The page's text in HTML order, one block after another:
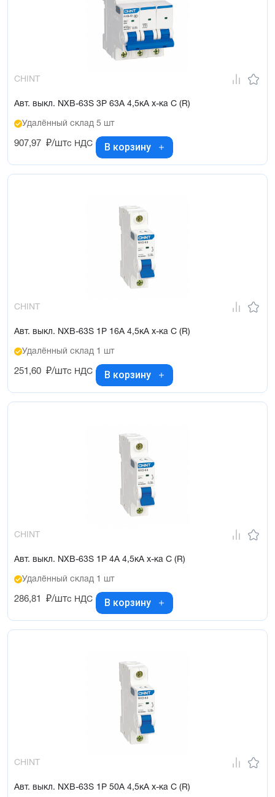
CHINT
Авт. выкл. NXB-63S 3P 63А 4,5кА х-ка C (R)
Удалённый склад 5 шт
907,97 ₽/штс НДС В корзину
CHINT
Авт. выкл. NXB-63S 1P 16А 4,5кА х-ка C (R)
Удалённый склад 1 шт
251,60 ₽/штс НДС В корзину
CHINT
Авт. выкл. NXB-63S 1P 4А 4,5кА х-ка C (R)
Удалённый склад 1 шт
286,81 ₽/штс НДС В корзину
CHINT
Авт. выкл. NXB-63S 1P 50А 4,5кА х-ка C (R)